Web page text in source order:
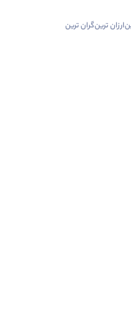
ارزان ترینگران ترین